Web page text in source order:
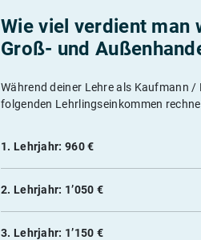
Wie viel verdient man
Groß- und
Während deiner Lehre als Kaufmann
folgenden Lehrlingseinkommen
1. Lehrjahr: 960 €
2. Lehrjahr: 1’050 €
3. Lehrjahr: 1’150 €